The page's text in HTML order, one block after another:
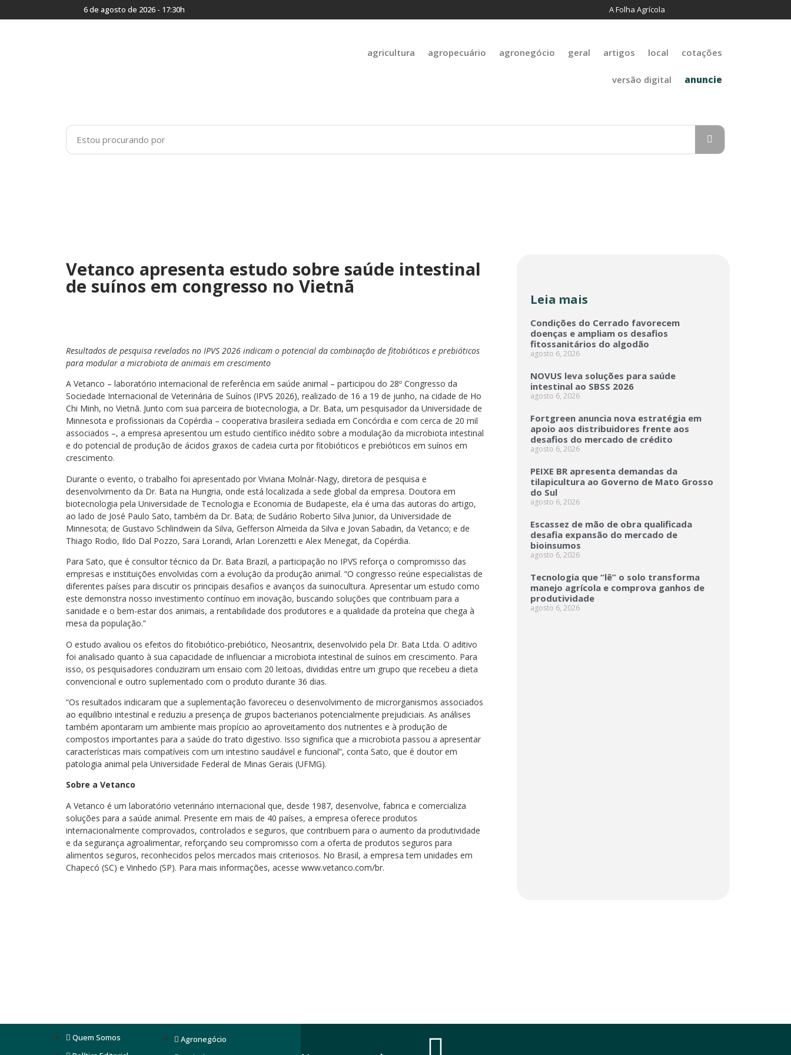
6 de agosto de 2026 - 17:30h A Folha Agrícola
agricultura agropecuário agronegócio geral artigos local cotações
versão digital anuncie
Vetanco apresenta estudo sobre saúde intestinal
de suínos em congresso no Vietnã
Resultados de pesquisa revelados no IPVS 2026 indicam o potencial da combinação de fitobióticos e prebióticos
para modular a microbiota de animais em crescimento
A Vetanco – laboratório internacional de referência em saúde animal – participou do 28º Congresso da
Sociedade Internacional de Veterinária de Suínos (IPVS 2026), realizado de 16 a 19 de junho, na cidade de Ho
Chi Minh, no Vietnã. Junto com sua parceira de biotecnologia, a Dr. Bata, um pesquisador da Universidade de
Minnesota e profissionais da Copérdia – cooperativa brasileira sediada em Concórdia e com cerca de 20 mil
associados –, a empresa apresentou um estudo científico inédito sobre a modulação da microbiota intestinal
e do potencial de produção de ácidos graxos de cadeia curta por fitobióticos e prebióticos em suínos em
crescimento.
Durante o evento, o trabalho foi apresentado por Viviana Molnár-Nagy, diretora de pesquisa e
desenvolvimento da Dr. Bata na Hungria, onde está localizada a sede global da empresa. Doutora em
biotecnologia pela Universidade de Tecnologia e Economia de Budapeste, ela é uma das autoras do artigo,
ao lado de José Paulo Sato, também da Dr. Bata; de Sudário Roberto Silva Junior, da Universidade de
Minnesota; de Gustavo Schlindwein da Silva, Gefferson Almeida da Silva e Jovan Sabadin, da Vetanco; e de
Thiago Rodio, Ildo Dal Pozzo, Sara Lorandi, Arlan Lorenzetti e Alex Menegat, da Copérdia.
Para Sato, que é consultor técnico da Dr. Bata Brazil, a participação no IPVS reforça o compromisso das
empresas e instituições envolvidas com a evolução da produção animal. “O congresso reúne especialistas de
diferentes países para discutir os principais desafios e avanços da suinocultura. Apresentar um estudo como
este demonstra nosso investimento contínuo em inovação, buscando soluções que contribuam para a
sanidade e o bem-estar dos animais, a rentabilidade dos produtores e a qualidade da proteína que chega à
mesa da população.”
O estudo avaliou os efeitos do fitobiótico-prebiótico, Neosantrix, desenvolvido pela Dr. Bata Ltda. O aditivo
foi analisado quanto à sua capacidade de influenciar a microbiota intestinal de suínos em crescimento. Para
isso, os pesquisadores conduziram um ensaio com 20 leitoas, divididas entre um grupo que recebeu a dieta
convencional e outro suplementado com o produto durante 36 dias.
“Os resultados indicaram que a suplementação favoreceu o desenvolvimento de microrganismos associados
ao equilíbrio intestinal e reduziu a presença de grupos bacterianos potencialmente prejudiciais. As análises
também apontaram um ambiente mais propício ao aproveitamento dos nutrientes e à produção de
compostos importantes para a saúde do trato digestivo. Isso significa que a microbiota passou a apresentar
características mais compatíveis com um intestino saudável e funcional”, conta Sato, que é doutor em
patologia animal pela Universidade Federal de Minas Gerais (UFMG).
Sobre a Vetanco
A Vetanco é um laboratório veterinário internacional que, desde 1987, desenvolve, fabrica e comercializa
soluções para a saúde animal. Presente em mais de 40 países, a empresa oferece produtos
internacionalmente comprovados, controlados e seguros, que contribuem para o aumento da produtividade
e da segurança agroalimentar, reforçando seu compromisso com a oferta de produtos seguros para
alimentos seguros, reconhecidos pelos mercados mais criteriosos. No Brasil, a empresa tem unidades em
Chapecó (SC) e Vinhedo (SP). Para mais informações, acesse www.vetanco.com/br.
Leia mais
Condições do Cerrado favorecem
doenças e ampliam os desafios
fitossanitários do algodão
agosto 6, 2026
NOVUS leva soluções para saúde
intestinal ao SBSS 2026
agosto 6, 2026
Fortgreen anuncia nova estratégia em
apoio aos distribuidores frente aos
desafios do mercado de crédito
agosto 6, 2026
PEIXE BR apresenta demandas da
tilapicultura ao Governo de Mato Grosso
do Sul
agosto 6, 2026
Escassez de mão de obra qualificada
desafia expansão do mercado de
bioinsumos
agosto 6, 2026
Tecnologia que “lê” o solo transforma
manejo agrícola e comprova ganhos de
produtividade
agosto 6, 2026
Quem Somos
Agronegócio